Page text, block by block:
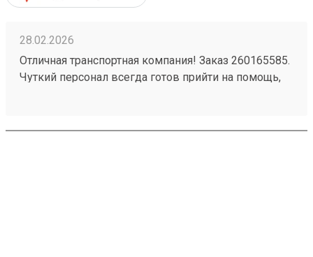
28.02.2026
Отличная транспортная компания! Заказ 260165585.
Чуткий персонал всегда готов прийти на помощь,
довольна качеством услуг, рекомендую всем,